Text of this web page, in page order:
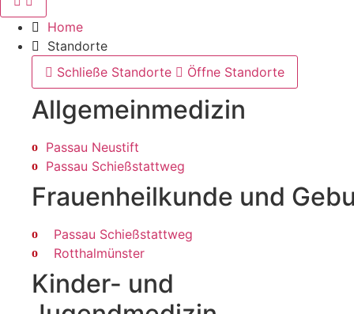
Home
Standorte
Schließe Standorte
Öffne Standorte
Allgemein­medizin
Passau Neustift
Passau Schießstattweg
Frauenheilkunde und
Passau Schießstattweg
Rotthalmünster
Kinder- und